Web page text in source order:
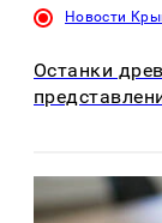
Новости
Останки